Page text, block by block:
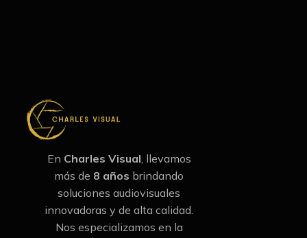
En Charles Visual, llevamos
más de 8 años brindando
soluciones audiovisuales
innovadoras y de alta calidad.
Nos especializamos en la